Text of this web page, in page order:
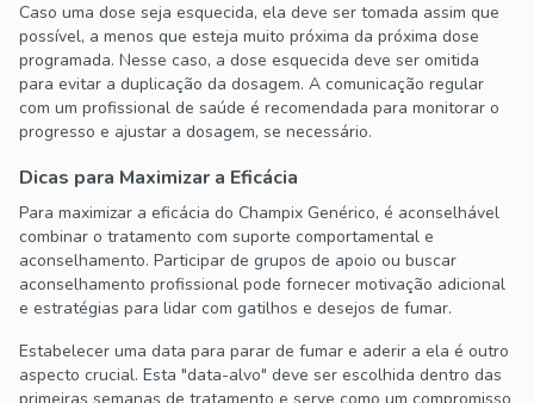
Caso uma dose seja esquecida, ela deve ser tomada assim que
possível, a menos que esteja muito próxima da próxima dose
programada. Nesse caso, a dose esquecida deve ser omitida
para evitar a duplicação da dosagem. A comunicação regular
com um profissional de saúde é recomendada para monitorar o
progresso e ajustar a dosagem, se necessário.
Dicas para Maximizar a Eficácia
Para maximizar a eficácia do Champix Genérico, é aconselhável
combinar o tratamento com suporte comportamental e
aconselhamento. Participar de grupos de apoio ou buscar
aconselhamento profissional pode fornecer motivação adicional
e estratégias para lidar com gatilhos e desejos de fumar.
Estabelecer uma data para parar de fumar e aderir a ela é outro
aspecto crucial. Esta "data-alvo" deve ser escolhida dentro das